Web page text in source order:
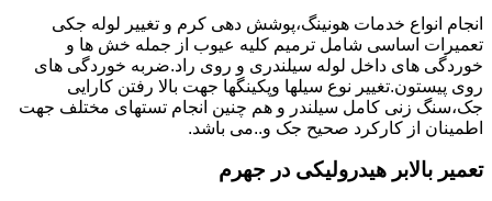
انجام انواع خدمات هونینگ،پوشش دهی کرم و تغییر لوله جکی
تعمیرات اساسی شامل ترمیم کلیه عیوب از جمله خش ها و
خوردگی های داخل لوله سیلندری و روی راد.ضربه خوردگی های
روی پیستون.تغییر نوع سیلها وپکینگها جهت بالا رفتن کارایی
جک،سنگ زنی کامل سیلندر و هم چنین انجام تستهای مختلف جهت
اطمینان از کارکرد صحیح جک و..می باشد.
تعمیر بالابر هیدرولیکی در جهرم